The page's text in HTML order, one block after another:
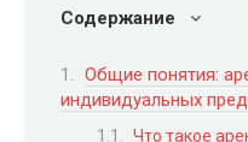
Содержание
Общие понятия:
индивидуальных
Что такое